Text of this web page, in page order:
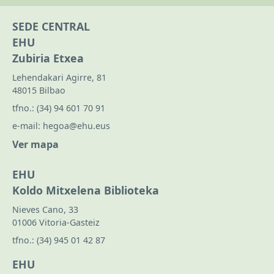
SEDE CENTRAL
EHU
Zubiria Etxea
Lehendakari Agirre, 81
48015 Bilbao
tfno.: (34) 94 601 70 91
e-mail: hegoa@ehu.eus
Ver mapa
EHU
Koldo Mitxelena Biblioteka
Nieves Cano, 33
01006 Vitoria-Gasteiz
tfno.: (34) 945 01 42 87
EHU